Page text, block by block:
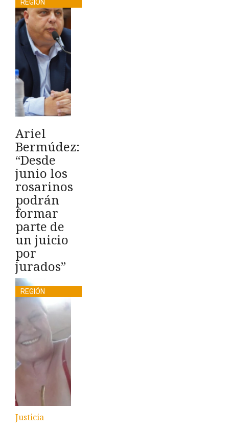
Ariel
Bermúdez:
“Desde
junio los
rosarinos
podrán
formar
parte de
un juicio
por
jurados”
REGIÓN
Justicia
REGIÓN